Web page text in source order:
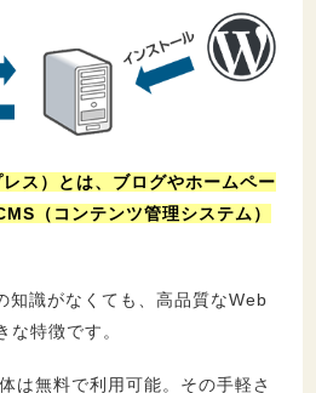
リット３つ
ドメインの設定が面倒
ズを行うには専門知識が必要
るために必要な３つのもの
ーバー
テーマ
ス）とは、ブログやホームペー
（コンテンツ管理システム）
知識がなくても、高品質なWeb
な特徴です。
は無料で利用可能。その手軽さ